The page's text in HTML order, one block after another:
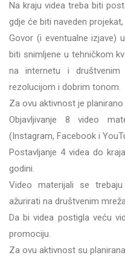
Na kraju videa treba biti
gdje će biti naveden
Govor (i eventualne izjave)
biti snimljene u tehničkom
na internetu i društvenim
rezolucijom i dobrim tonom.
Za ovu aktivnost je planirano
Objavljivanje 8 video
(Instagram, Facebook i
Postavljanje 4 videa do
godini.
Video materijali se
ažurirati na društvenim
Da bi videa postigla veću
promociju.
Za ovu aktivnost su